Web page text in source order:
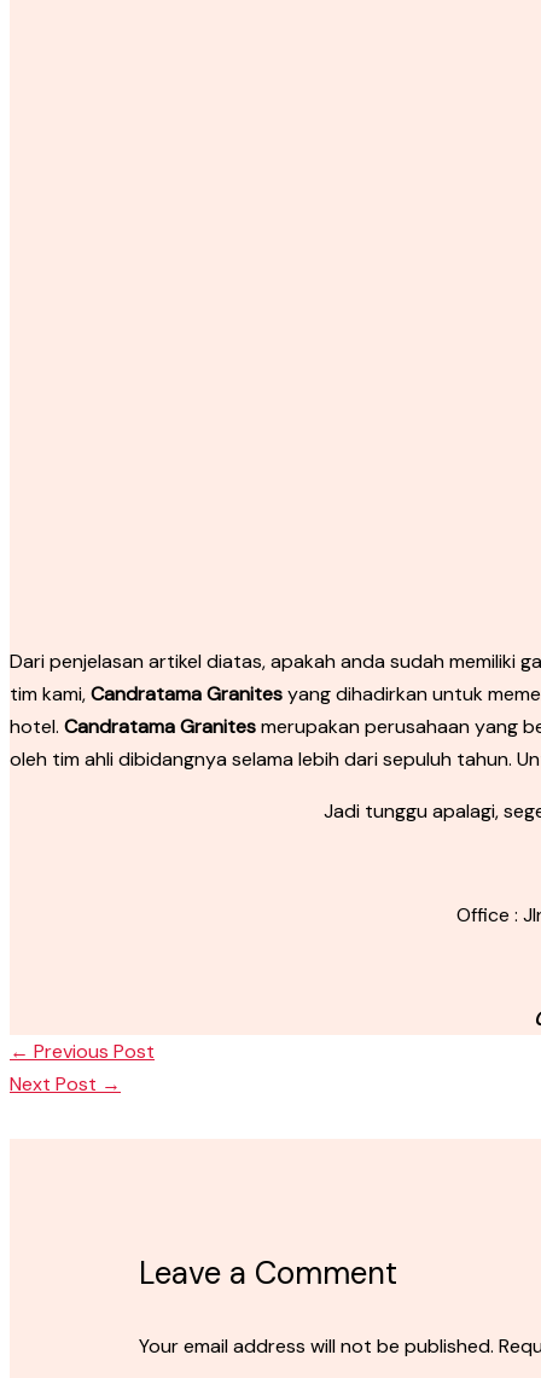
Dari penjelasan artikel diatas, apakah anda sudah memiliki
tim kami,Candratama Granitesyang dihadirkan untuk
hotel. Candratama Granitesmerupakan perusahaan yang
oleh tim ahli dibidangnya selama lebih dari sepuluh tahun.
Jadi tunggu apalagi,
Office :
← Previous Post
Next Post →
Leave a Comment
Your email address will not be published.